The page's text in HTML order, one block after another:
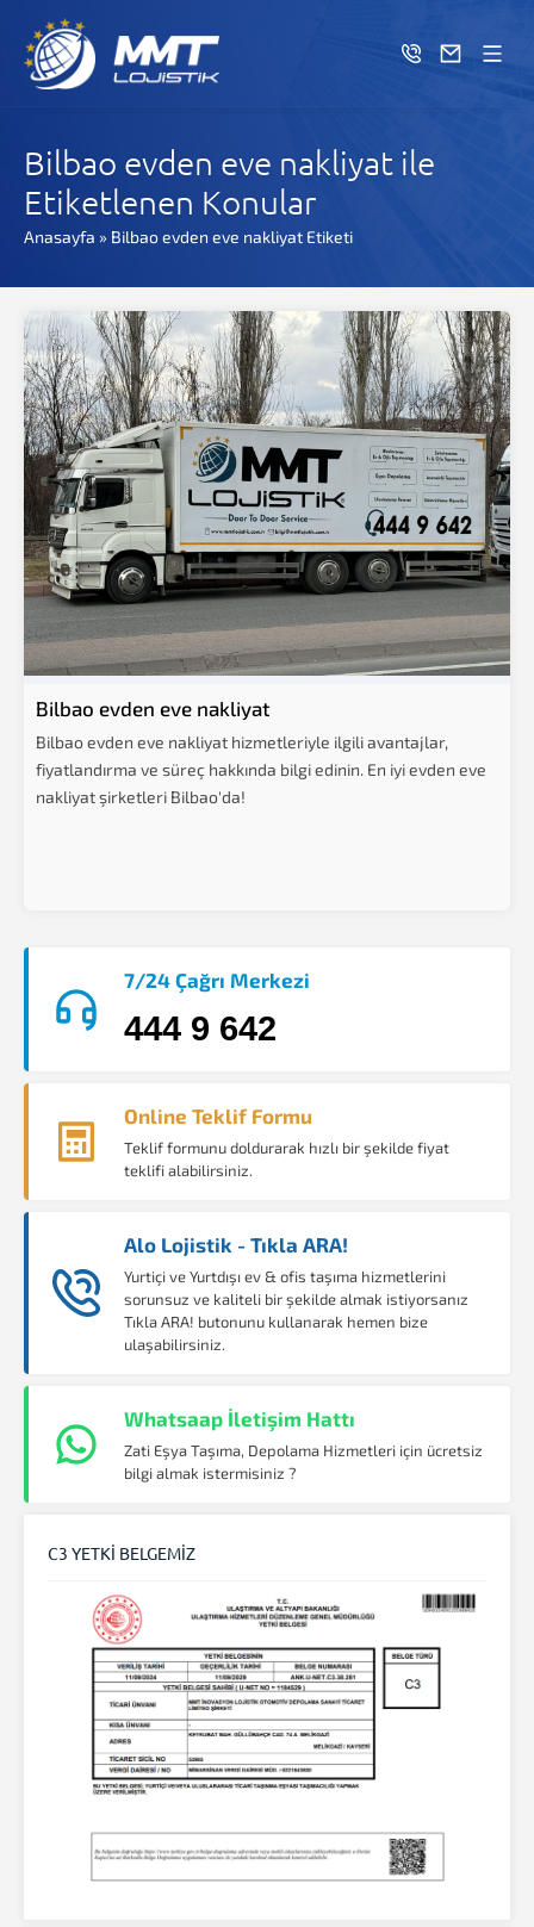
Bilbao evden eve nakliyat ile
Etiketlenen Konular
Anasayfa » Bilbao evden eve nakliyat Etiketi
Bilbao evden eve nakliyat
Bilbao evden eve nakliyat hizmetleriyle ilgili avantajlar,
fiyatlandırma ve süreç hakkında bilgi edinin. En iyi evden eve
nakliyat şirketleri Bilbao'da!
7/24 Çağrı Merkezi
444 9 642
Online Teklif Formu
Teklif formunu doldurarak hızlı bir şekilde fiyat
teklifi alabilirsiniz.
Alo Lojistik - Tıkla ARA!
Yurtiçi ve Yurtdışı ev & ofis taşıma hizmetlerini
sorunsuz ve kaliteli bir şekilde almak istiyorsanız
Tıkla ARA! butonunu kullanarak hemen bize
ulaşabilirsiniz.
Whatsaap İletişim Hattı
Zati Eşya Taşıma, Depolama Hizmetleri için ücretsiz
bilgi almak istermisiniz ?
C3 YETKİ BELGEMİZ